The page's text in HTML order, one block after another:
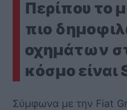
Περίπου το
πιο
οχημάτων
κόσμο είναι
Σύμφωνα με την Fiat